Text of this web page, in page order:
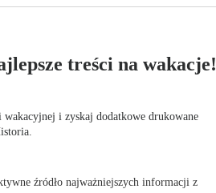
treści na wakacje!
i zyskaj dodatkowe drukowane
źródło najważniejszych informacji z